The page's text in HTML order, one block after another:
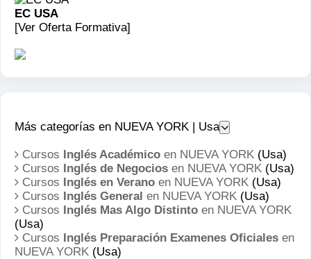
EC USA
[Ver Oferta Formativa]
Más categorías en NUEVA YORK | Usa
Cursos Inglés Académico en NUEVA YORK (Usa)
Cursos Inglés de Negocios en NUEVA YORK (Usa)
Cursos Inglés en Verano en NUEVA YORK (Usa)
Cursos Inglés General en NUEVA YORK (Usa)
Cursos Inglés Mas Algo Distinto en NUEVA YORK
(Usa)
Cursos Inglés Preparación Examenes Oficiales en
NUEVA YORK (Usa)